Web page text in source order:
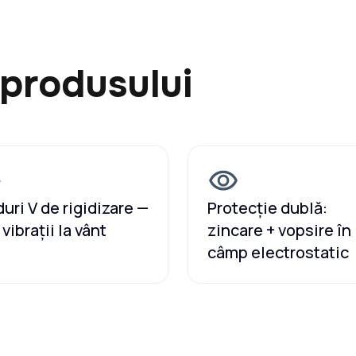
V de rigidizare —
la vânt
Protecție dublă:
zincare + vopsire în
câmp electrostatic